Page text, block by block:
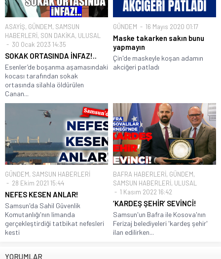
ASAYİŞ, GÜNDEM, SAMSUN
HABERLERİ, SON DAKİKA, ULUSAL
30 Ocak 2023 14:35
SOKAK ORTASINDA İNFAZ!..
Esenler’de boşanma aşamasındaki
kocası tarafından sokak
ortasında silahla öldürülen
Canan...
GÜNDEM 16 Mayıs 2020 01:17
Maske takarken sakın bunu
yapmayın
Çin'de maskeyle koşan adamın
akciğeri patladı
GÜNDEM, SAMSUN HABERLERİ
28 Ekim 2021 15:44
NEFES KESEN ANLAR!
Samsun'da Sahil Güvenlik
Komutanlığı'nın limanda
gerçekleştirdiği tatbikat nefesleri
kesti
BAFRA HABERLERİ, GÜNDEM,
SAMSUN HABERLERİ, ULUSAL
1 Kasım 2022 16:42
‘KARDEŞ ŞEHİR’ SEVİNCİ!
Samsun'un Bafra ile Kosova'nın
Ferizaj belediyeleri 'kardeş şehir'
ilan edilirken...
YORUMLAR